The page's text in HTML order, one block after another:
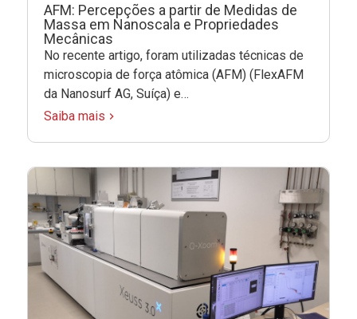
AFM: Percepções a partir de Medidas de
Massa em Nanoscala e Propriedades
Mecânicas
No recente artigo, foram utilizadas técnicas de
microscopia de força atômica (AFM) (FlexAFM
da Nanosurf AG, Suíça) e…
Saiba mais